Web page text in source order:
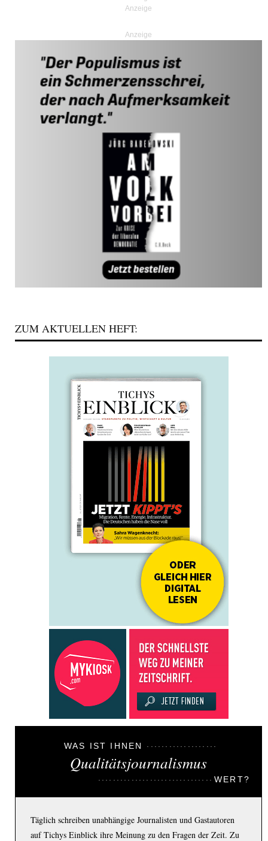
Anzeige
ZUM AKTUELLEN HEFT:
WAS IST IHNEN
Qualitätsjournalismus
WERT?
Täglich schreiben unabhängige Journalisten und Gastautoren
auf Tichys Einblick ihre Meinung zu den Fragen der Zeit. Zu